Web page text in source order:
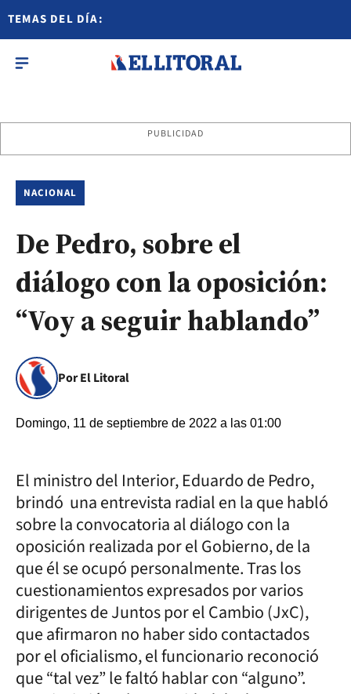
TEMAS DEL DÍA:
PUBLICIDAD
NACIONAL
De Pedro, sobre el
diálogo con la oposición:
“Voy a seguir hablando”
Por El Litoral
Domingo, 11 de septiembre de 2022 a las 01:00
El ministro del Interior, Eduardo de Pedro,
brindó una entrevista radial en la que habló
sobre la convocatoria al diálogo con la
oposición realizada por el Gobierno, de la
que él se ocupó personalmente. Tras los
cuestionamientos expresados por varios
dirigentes de Juntos por el Cambio (JxC),
que afirmaron no haber sido contactados
por el oficialismo, el funcionario reconoció
que “tal vez” le faltó hablar con “alguno”.